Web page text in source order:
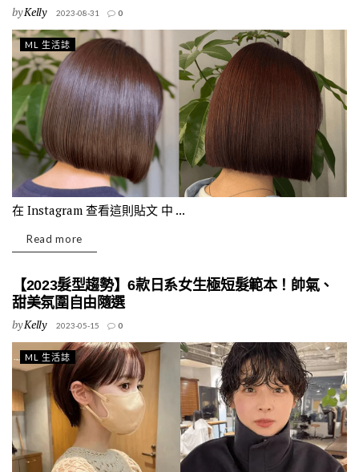
byKelly 2023-08-31 0
ML 生活誌
在 Instagram 查看這則貼文 中 ...
Read more
【2023髮型趨勢】6款日系女生極短髮範本！帥氣、
甜美氛圍自由隨選
byKelly 2023-05-15 0
ML 生活誌